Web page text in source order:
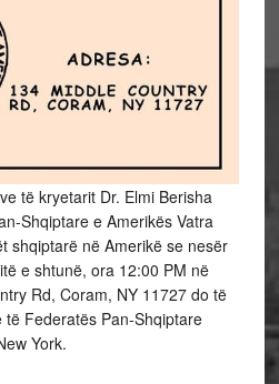
të kryetarit Dr. Elmi Berisha
Shqiptare e Amerikës Vatra
shqiptarë në Amerikë se nesër
e shtunë, ora 12:00 PM në
Rd, Coram, NY 11727 do të
Federatës Pan-Shqiptare
York.